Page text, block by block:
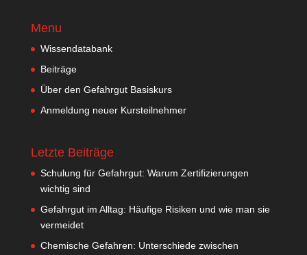
Menu
Wissendatabank
Beiträge
Über den Gefahrgut Basiskurs
Anmeldung neuer Kursteilnehmer
Letzte Beiträge
Schulung für Gefahrgut: Warum Zertifizierungen
wichtig sind
Gefahrgut im Alltag: Häufige Risiken und wie man sie
vermeidet
Chemische Gefahren: Unterschiede zwischen